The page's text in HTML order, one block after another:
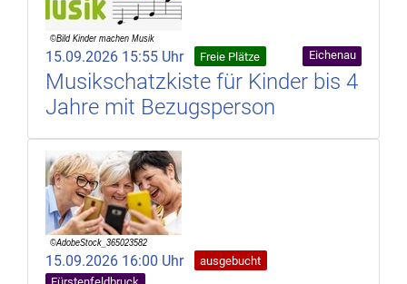
15.09.2026 15:55 Uhr Freie Plätze Eichenau
Musikschatzkiste für Kinder bis 4
Jahre mit Bezugsperson
15.09.2026 16:00 Uhr
ausgebucht